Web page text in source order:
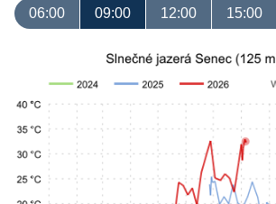
06:00 09:00 12:00 15:00